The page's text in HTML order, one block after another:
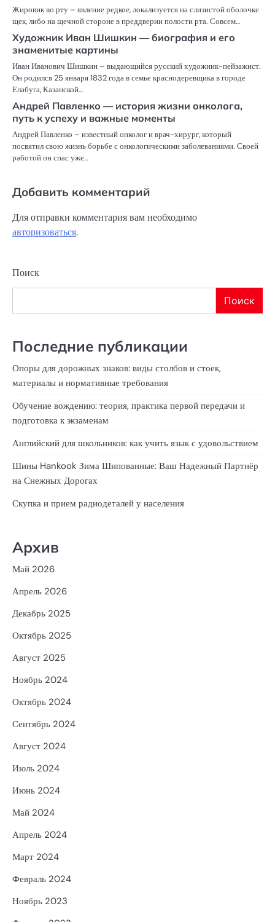
Жировик во рту – явление редкое, локализуется на слизистой оболочке
щек, либо на щечной стороне в преддверии полости рта. Совсем…
Художник Иван Шишкин — биография и его
знаменитые картины
Иван Иванович Шишкин – выдающийся русский художник-пейзажист.
Он родился 25 января 1832 года в семье краснодеревщика в городе
Елабуга, Казанской…
Андрей Павленко — история жизни онколога,
путь к успеху и важные моменты
Андрей Павленко – известный онколог и врач-хирург, который
посвятил свою жизнь борьбе с онкологическими заболеваниями. Своей
работой он спас уже…
Добавить комментарий
Для отправки комментария вам необходимо
авторизоваться.
Поиск
Поиск
Последние публикации
Опоры для дорожных знаков: виды столбов и стоек,
материалы и нормативные требования
Обучение вождению: теория, практика первой передачи и
подготовка к экзаменам
Английский для школьников: как учить язык с удовольствием
Шины Hankook Зима Шипованные: Ваш Надежный Партнёр
на Снежных Дорогах
Скупка и прием радиодеталей у населения
Архив
Май 2026
Апрель 2026
Декабрь 2025
Октябрь 2025
Август 2025
Ноябрь 2024
Октябрь 2024
Сентябрь 2024
Август 2024
Июль 2024
Июнь 2024
Май 2024
Апрель 2024
Март 2024
Февраль 2024
Ноябрь 2023